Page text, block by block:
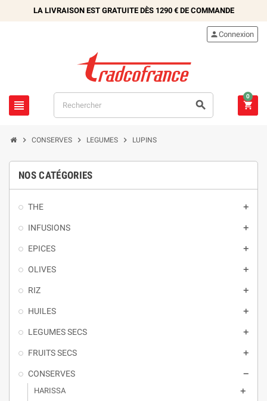
LA LIVRAISON EST GRATUITE DÈS 1290 €DE COMMANDE
 
Connexion

0
 CONSERVES  LEGUMES  LUPINS
NOS CATÉGORIES
THE 
INFUSIONS 
EPICES 
OLIVES 
RIZ 
HUILES 
LEGUMES SECS 
FRUITS SECS 
CONSERVES 
HARISSA 